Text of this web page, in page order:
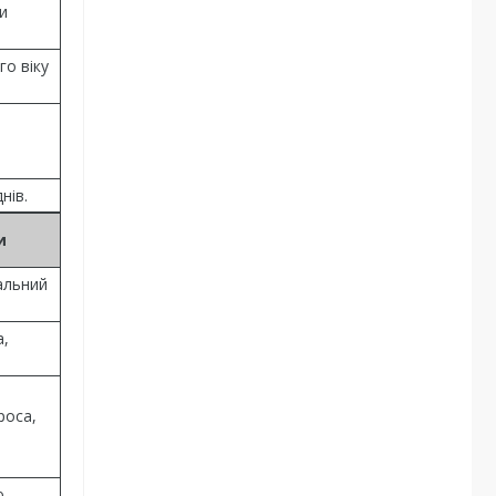
віку